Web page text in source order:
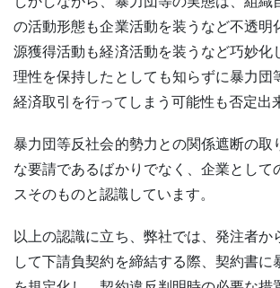
の活動形態も企業活動を装うなど不透明
源獲得活動も経済活動を装うなど巧妙化
理性を保持したとしても知らずに暴力団
経済取引を行ってしまう可能性も否定出
暴力団等反社会的勢力との関係遮断の取
な要請であるばかりでなく、企業として
スそのものと認識しています。
以上の認識に立ち、弊社では、発注者か
して下請負契約を締結する際、契約書に